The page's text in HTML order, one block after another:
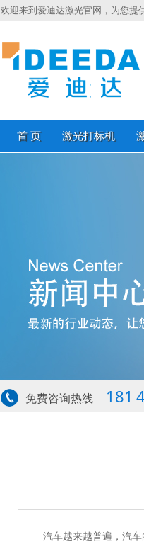
欢迎来到爱迪达激光官网，为您提
首 页 激光打标机
免费咨询热线 181
汽车越来越普遍，汽车